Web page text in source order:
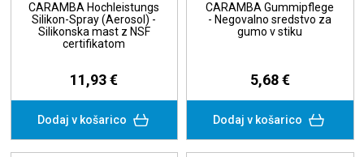
CARAMBA Hochleistungs
Silikon-Spray (Aerosol) -
Silikonska mast z NSF
certifikatom
11,93 €
Dodaj v košarico
CARAMBA Gummipflege
- Negovalno sredstvo za
gumo v stiku
5,68 €
Dodaj v košarico